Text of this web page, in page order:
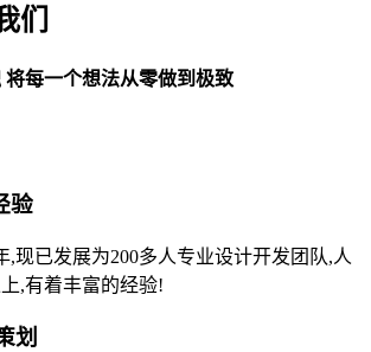
们
每一个想法从零做到极致
验
,现已发展为200多人专业设计开发团队,人
,有着丰富的经验!
划